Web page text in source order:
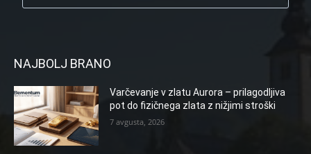
NAJBOLJ BRANO
Varčevanje v zlatu Aurora – prilagodljiva
pot do fizičnega zlata z nižjimi stroški
7 avgusta, 2026